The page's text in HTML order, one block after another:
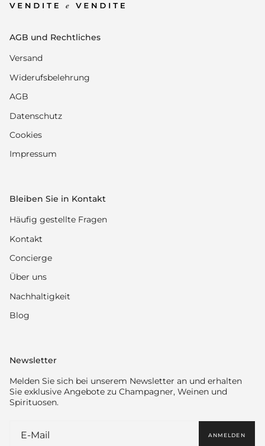
AGB und Rechtliches
Versand
Widerufsbelehrung
AGB
Datenschutz
Cookies
Impressum
Bleiben Sie in Kontakt
Häufig gestellte Fragen
Kontakt
Concierge
Über uns
Nachhaltigkeit
Blog
Newsletter
Melden Sie sich bei unserem Newsletter an und erhalten
Sie exklusive Angebote zu Champagner, Weinen und
Spirituosen.
ANMELDEN